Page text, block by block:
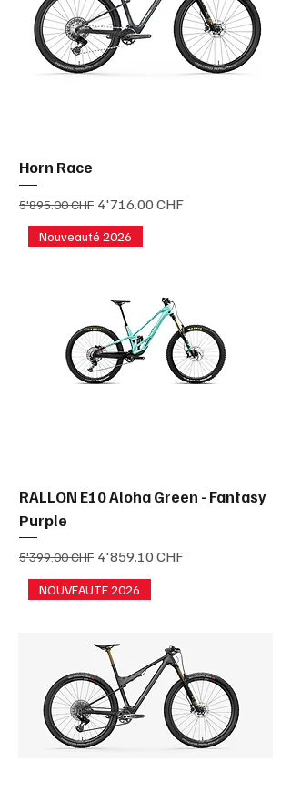
Horn Race
Prix original
5'895.00 CHF Prix promotionnel
4'716.00 CHF
Nouveauté 2026
RALLON E10 Aloha Green - Fantasy
Purple
Prix original
5'399.00 CHF Prix promotionnel
4'859.10 CHF
NOUVEAUTE 2026